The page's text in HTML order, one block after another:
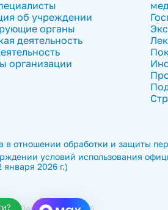
об учреждении
органы
деятельность
организации
в отношении обработки и защиты
условий использования
января 2026 г.)